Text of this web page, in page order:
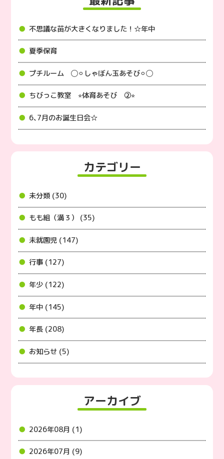
不思議な苗が大きくなりました！☆年中
夏季保育
プチルーム ◯⚪︎しゃぼん玉あそび⚪︎◯
ちびっこ教室 ⭐︎体育あそび ②⭐︎
6､7月のお誕生日会☆
カテゴリー
未分類 (30)
もも組（満３） (35)
未就園児 (147)
行事 (127)
年少 (122)
年中 (145)
年長 (208)
お知らせ (5)
アーカイブ
2026年08月 (1)
2026年07月 (9)